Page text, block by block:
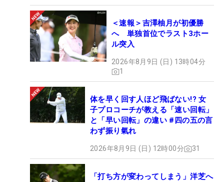
＜速報＞吉澤柚月が初優勝
へ 単独首位でラスト3ホー
ル突入
2026年8月9日 (日) 13時04分
1
体を早く回す人ほど飛ばない!? 女
子プロコーチが教える「速い回転」
と「早い回転」の違い #四の五の言
わず振り氣れ
2026年8月9日 (日) 12時00分 31
「打ち方が変わってしまう」洋芝へ